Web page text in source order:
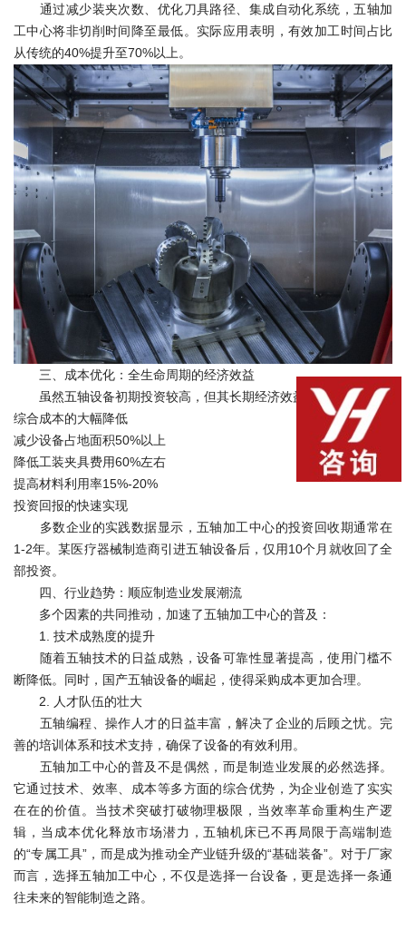
通过减少装夹次数、优化刀具路径、集成自动化系统，五轴加
工中心将非切削时间降至最低。实际应用表明，有效加工时间占比
从传统的40%提升至70%以上。
三、成本优化：全生命周期的经济效益
虽然五轴设备初期投资较高，但其长期经济效益十分显著：
综合成本的大幅降低
减少设备占地面积50%以上
降低工装夹具费用60%左右
提高材料利用率15%-20%
投资回报的快速实现
多数企业的实践数据显示，五轴加工中心的投资回收期通常在
1-2年。某医疗器械制造商引进五轴设备后，仅用10个月就收回了全
部投资。
四、行业趋势：顺应制造业发展潮流
多个因素的共同推动，加速了五轴加工中心的普及：
1. 技术成熟度的提升
随着五轴技术的日益成熟，设备可靠性显著提高，使用门槛不
断降低。同时，国产五轴设备的崛起，使得采购成本更加合理。
2. 人才队伍的壮大
五轴编程、操作人才的日益丰富，解决了企业的后顾之忧。完
善的培训体系和技术支持，确保了设备的有效利用。
五轴加工中心的普及不是偶然，而是制造业发展的必然选择。
它通过技术、效率、成本等多方面的综合优势，为企业创造了实实
在在的价值。当技术突破打破物理极限，当效率革命重构生产逻
辑，当成本优化释放市场潜力，五轴机床已不再局限于高端制造
的“专属工具”，而是成为推动全产业链升级的“基础装备”。对于厂家
而言，选择五轴加工中心，不仅是选择一台设备，更是选择一条通
往未来的智能制造之路。